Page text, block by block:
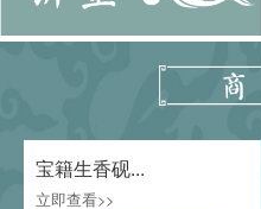
宝籍生香砚...
立即查看>>